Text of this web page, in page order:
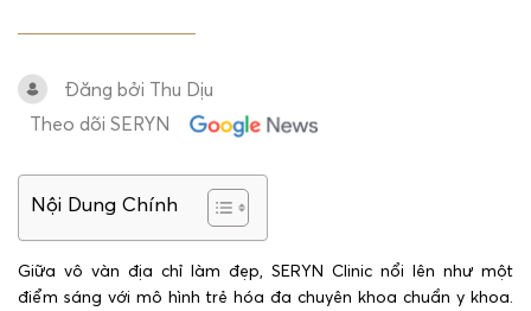
Đăng bởi Thu Dịu
Theo dõi SERYN
Nội Dung Chính
Giữa vô vàn địa chỉ làm đẹp, SERYN Clinic nổi lên như một
điểm sáng với mô hình trẻ hóa đa chuyên khoa chuẩn y khoa.